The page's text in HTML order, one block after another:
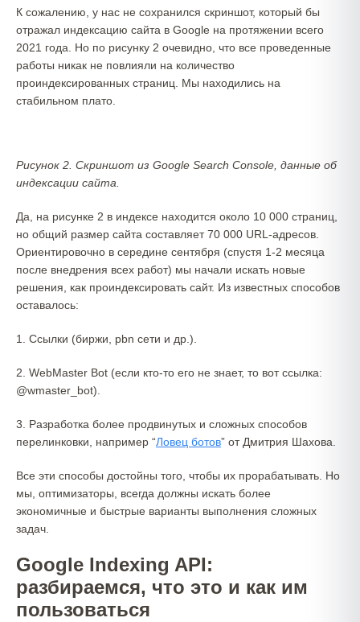
К сожалению, у нас не сохранился скриншот, который бы
отражал индексацию сайта в Google на протяжении всего
2021 года. Но по рисунку 2 очевидно, что все проведенные
работы никак не повлияли на количество
проиндексированных страниц. Мы находились на
стабильном плато.
Рисунок 2. Скриншот из Google Search Console, данные об
индексации сайта.
Да, на рисунке 2 в индексе находится около 10 000 страниц,
но общий размер сайта составляет 70 000 URL-адресов.
Ориентировочно в середине сентября (спустя 1-2 месяца
после внедрения всех работ) мы начали искать новые
решения, как проиндексировать сайт. Из известных способов
оставалось:
1. Ссылки (биржи, pbn сети и др.).
2. WebMaster Bot (если кто-то его не знает, то вот ссылка:
@wmaster_bot).
3. Разработка более продвинутых и сложных способов
перелинковки, например “Ловец ботов” от Дмитрия Шахова.
Все эти способы достойны того, чтобы их прорабатывать. Но
мы, оптимизаторы, всегда должны искать более
экономичные и быстрые варианты выполнения сложных
задач.
Google Indexing API:
разбираемся, что это и как им
пользоваться